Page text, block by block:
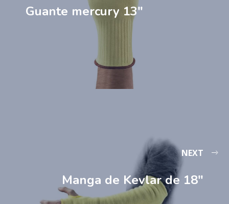
Guante mercury 13″
NEXT
Manga de Kevlar de 18″